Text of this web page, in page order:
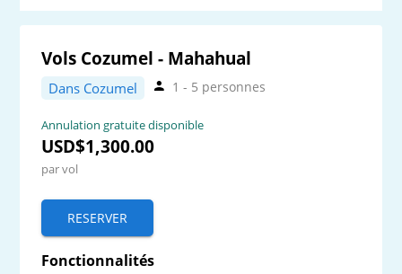
Vols Cozumel - Mahahual
Dans Cozumel 1 - 5 personnes
Annulation gratuite disponible
USD$1,300.00
par vol
RESERVER
Fonctionnalités